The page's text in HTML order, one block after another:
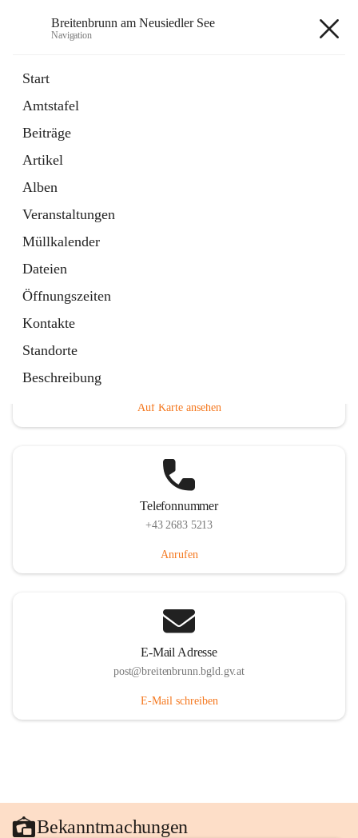
Breitenbrunn am Neusiedler See
Navigation
Start
Amtstafel
Beiträge
Artikel
Alben
Veranstaltungen
Müllkalender
Dateien
Öffnungszeiten
Kontakte
Standorte
Beschreibung
18 Schnellzugriffe
Gemeindeservice
Auf Karte ansehen
Telefonnummer
+43 2683 5213
Anrufen
E-Mail Adresse
post@breitenbrunn.bgld.gv.at
E-Mail schreiben
Bekanntmachungen